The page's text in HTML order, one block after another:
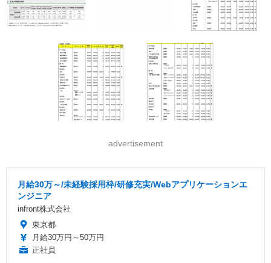
advertisement
月給30万～/未経験採用枠/研修充実/Webアプリケーションエ
ンジニア
infront株式会社
東京都
月給30万円～50万円
正社員